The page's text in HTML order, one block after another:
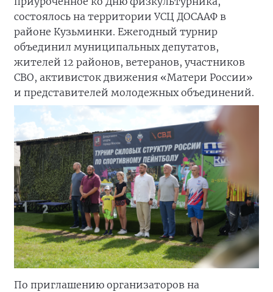
состоялось на территории УСЦ ДОСААФ в
районе Кузьминки. Ежегодный турнир
объединил муниципальных депутатов,
жителей 12 районов, ветеранов, участников
СВО, активисток движения «Матери России»
и представителей молодежных объединений.
По приглашению организаторов на